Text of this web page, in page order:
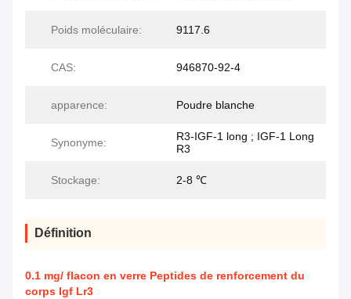
Poids moléculaire: 9117.6
CAS: 946870-92-4
apparence: Poudre blanche
Synonyme:
R3-IGF-1 long ; IGF-1 Long
R3
Stockage: 2-8 ℃
Définition
0.1 mg/ flacon en verre Peptides de renforcement du
corps Igf Lr3